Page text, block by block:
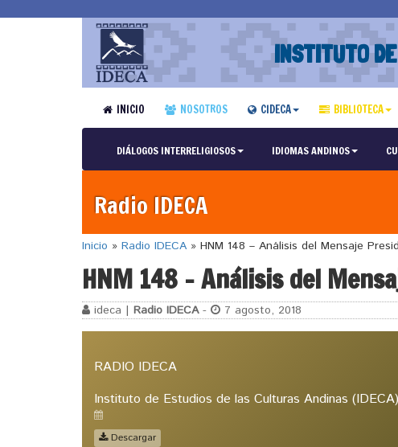
INSTITUTO
INICIO NOSOTROS CIDECA BIBLIOTECA
DIÁLOGOS INTERRELIGIOSOS IDIOMAS ANDINOS
Radio IDECA
Inicio » Radio IDECA » HNM 148 – Análisis del Mensaje
HNM 148 – Análisis del
ideca | Radio IDECA- 7 agosto, 2018
RADIO IDECA
Instituto de Estudios de las Culturas Andinas (IDECA)
Descargar